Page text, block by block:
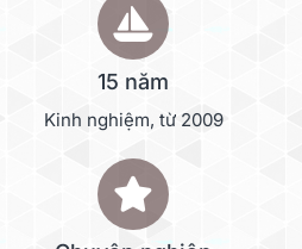
15 năm
Kinh nghiệm, từ 2009